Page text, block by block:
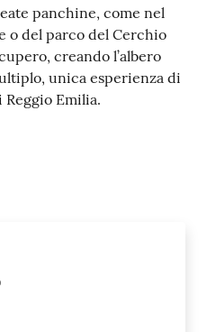
panchine, come nel
o del parco del Cerchio
creando l’albero
unica esperienza di
Emilia.